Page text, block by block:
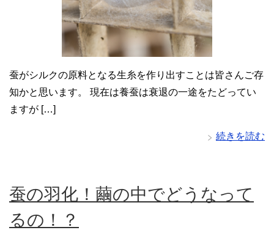
蚕がシルクの原料となる生糸を作り出すことは皆さんご存
知かと思います。 現在は養蚕は衰退の一途をたどってい
ますが […]
続きを読む
蚕の羽化！繭の中でどうなって
るの！？